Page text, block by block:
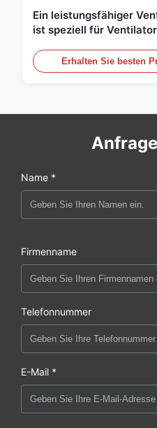
Ein leistungsfähiger
ist speziell für
mm und einem
120000 m3/h
Erhalten Sie besten
Name *
Firmenname
Telefonnummer
E-Mail *